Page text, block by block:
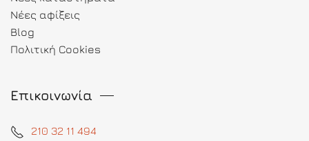
Νέες αφίξεις
Blog
Πολιτική Cookies
Επικοινωνία
210 32 11 494